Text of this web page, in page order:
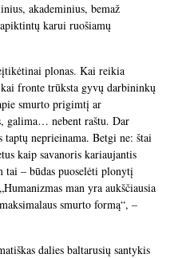
akademinius, bemaž
karui ruošiamų
plonas. Kai reikia
fronte trūksta gyvų darbininkų
smurto prigimtį ar
galima… nebent raštu. Dar
neprieinama. Betgi ne: štai
kaip savanoris kariaujantis
tai – būdas puoselėti plonytį
man yra aukščiausia
smurto formą“, –
dalies baltarusių santykis